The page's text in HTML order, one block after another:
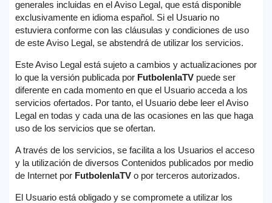
generales incluidas en el Aviso Legal, que está disponible
exclusivamente en idioma español. Si el Usuario no
estuviera conforme con las cláusulas y condiciones de uso
de este Aviso Legal, se abstendrá de utilizar los servicios.
Este Aviso Legal está sujeto a cambios y actualizaciones por
lo que la versión publicada por FutbolenlaTV puede ser
diferente en cada momento en que el Usuario acceda a los
servicios ofertados. Por tanto, el Usuario debe leer el Aviso
Legal en todas y cada una de las ocasiones en las que haga
uso de los servicios que se ofertan.
A través de los servicios, se facilita a los Usuarios el acceso
y la utilización de diversos Contenidos publicados por medio
de Internet por FutbolenlaTV o por terceros autorizados.
El Usuario está obligado y se compromete a utilizar los